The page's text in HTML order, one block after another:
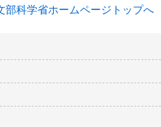
部科学省ホームページトップへ